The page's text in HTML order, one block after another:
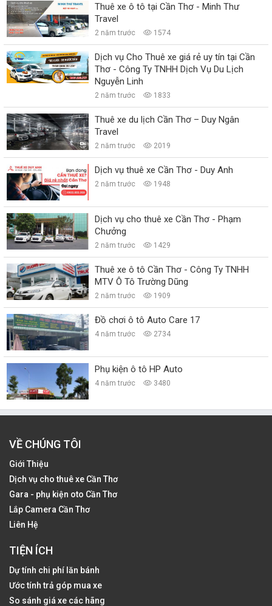
Thuê xe ô tô tại Cần Thơ - Minh Thư
Travel
2 năm trước 1574
Dịch vụ Cho Thuê xe giá rẻ uy tín tại Cần
Thơ - Công Ty TNHH Dịch Vụ Du Lịch
Nguyễn Linh
2 năm trước 1833
Thuê xe du lịch Cần Thơ – Duy Ngân
Travel
2 năm trước 2019
Dịch vụ thuê xe Cần Thơ - Duy Anh
2 năm trước 1948
Dịch vụ cho thuê xe Cần Thơ - Phạm
Chưởng
2 năm trước 1429
Thuê xe ô tô Cần Thơ - Công Ty TNHH
MTV Ô Tô Trường Dũng
2 năm trước 1909
Đồ chơi ô tô Auto Care 17
4 năm trước 2734
Phụ kiện ô tô HP Auto
4 năm trước 3480
VỀ CHÚNG TÔI
Giới Thiệu
Dịch vụ cho thuê xe Cần Thơ
Gara - phụ kiện oto Cần Thơ
Lắp Camera Cần Thơ
Liên Hệ
TIỆN ÍCH
Dự tính chi phí lăn bánh
Ước tính trả góp mua xe
So sánh giá xe các hãng